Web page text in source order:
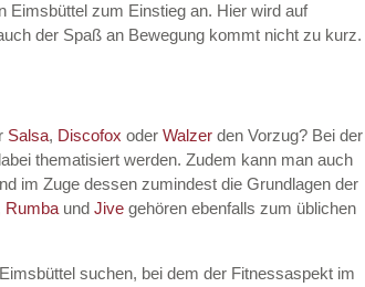
Eimsbüttel zum Einstieg an. Hier wird auf
der Spaß an Bewegung kommt nicht zu kurz.
Salsa, Discofox oder Walzer den Vorzug? Bei der
thematisiert werden. Zudem kann man auch
im Zuge dessen zumindest die Grundlagen der
Rumba und Jive gehören ebenfalls zum üblichen
suchen, bei dem der Fitnessaspekt im